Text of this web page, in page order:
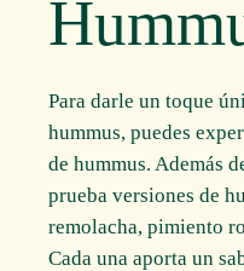
Para darle un toque
hummus, puedes
de hummus. Además
prueba versiones de
remolacha, pimiento
Cada una aporta un